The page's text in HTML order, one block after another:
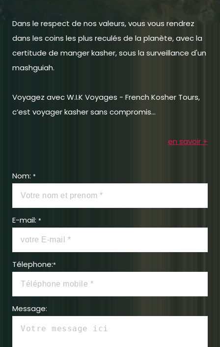
Dans le respect de nos valeurs, vous vous rendrez
dans les coins les plus reculés de la planète, avec la
certitude de manger kasher, sous la surveillance d'un
mashguiah.
Voyagez avec W.I.K Voyages - French Kosher Tours,
c’est voyager kasher sans compromis...
en savoir +
Nom: *
E-mail: *
Télephone:*
Message: